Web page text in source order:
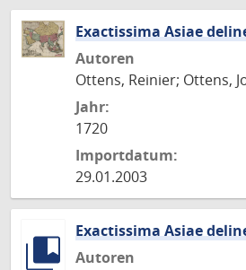
Exactissima Asiae
Autoren
Ottens, Reinier; Ottens,
Jahr:
1720
Importdatum:
29.01.2003
Exactissima Asiae
Autoren